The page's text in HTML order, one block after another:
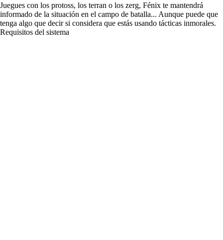
Juegues con los protoss, los terran o los zerg, Fénix te mantendrá
informado de la situación en el campo de batalla... Aunque puede que
tenga algo que decir si considera que estás usando tácticas inmorales.
Requisitos del sistema